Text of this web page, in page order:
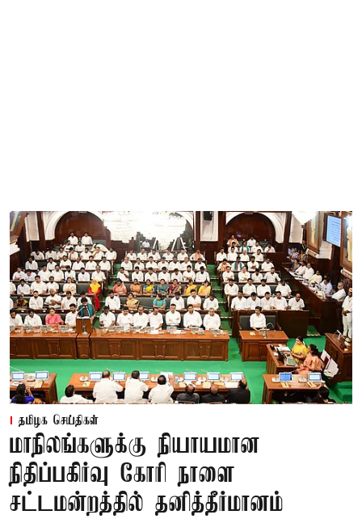
தமிழக செய்திகள்
மாநிலங்களுக்கு நியாயமான
நிதிப்பகிர்வு கோரி நாளை
சட்டமன்றத்தில் தனித்தீர்மானம்